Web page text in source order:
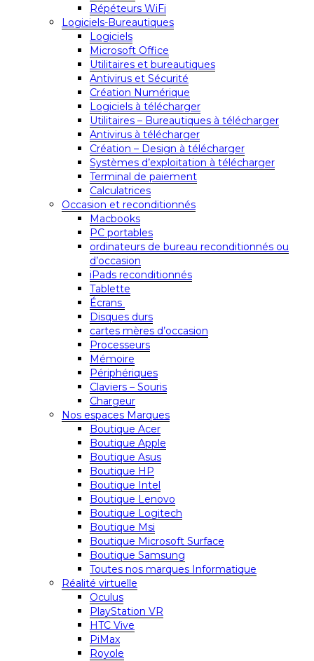
Répéteurs WiFi
Logiciels-Bureautiques
Logiciels
Microsoft Office
Utilitaires et bureautiques
Antivirus et Sécurité
Création Numérique
Logiciels à télécharger
Utilitaires – Bureautiques à télécharger
Antivirus à télécharger
Création – Design à télécharger
Systèmes d’exploitation à télécharger
Terminal de paiement
Calculatrices
Occasion et reconditionnés
Macbooks
PC portables
ordinateurs de bureau reconditionnés ou
d’occasion
iPads reconditionnés
Tablette
Écrans
Disques durs
cartes mères d’occasion
Processeurs
Mémoire
Périphériques
Claviers – Souris
Chargeur
Nos espaces Marques
Boutique Acer
Boutique Apple
Boutique Asus
Boutique HP
Boutique Intel
Boutique Lenovo
Boutique Logitech
Boutique Msi
Boutique Microsoft Surface
Boutique Samsung
Toutes nos marques Informatique
Réalité virtuelle
Oculus
PlayStation VR
HTC Vive
PiMax
Royole